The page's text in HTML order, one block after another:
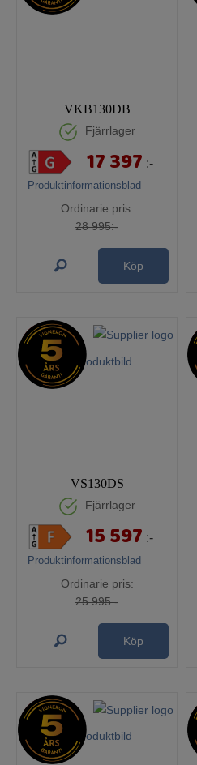
VKB130DB
Fjärrlager
Produktinformationsblad
17 397 :-
Ordinarie pris:
28 995:-
Köp
VS130DS
Fjärrlager
Produktinformationsblad
15 597 :-
Ordinarie pris:
25 995:-
Köp